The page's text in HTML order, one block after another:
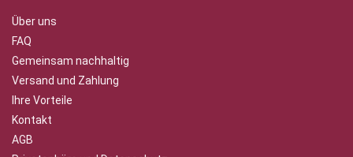
Über uns
FAQ
Gemeinsam nachhaltig
Versand und Zahlung
Ihre Vorteile
Kontakt
AGB